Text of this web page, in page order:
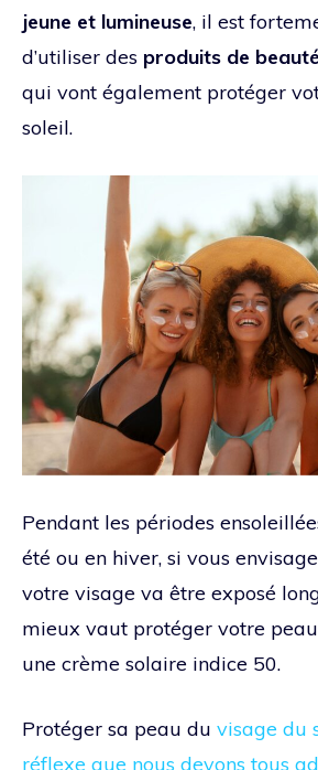
jeune et lumineuse, il est
d’utiliser des produits de
qui vont également protéger
soleil.
Pendant les périodes
été ou en hiver, si vous
votre visage va être exposé
mieux vaut protéger votre
une crème solaire indice 50.
Protéger sa peau du visage du
réflexe que nous devons tous